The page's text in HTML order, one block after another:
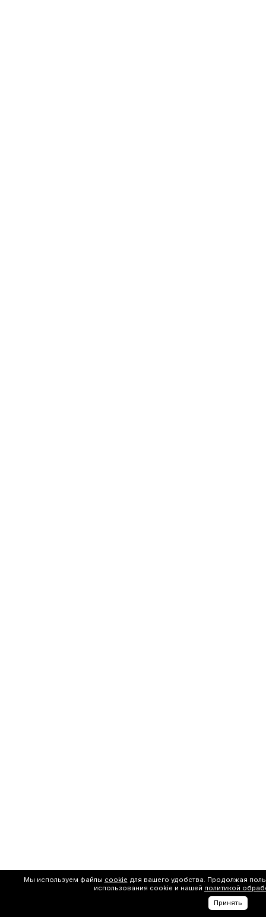
Мы используем файлы cookie для вашего удобства. Продолжая
использования cookie и нашей политикой
Принять